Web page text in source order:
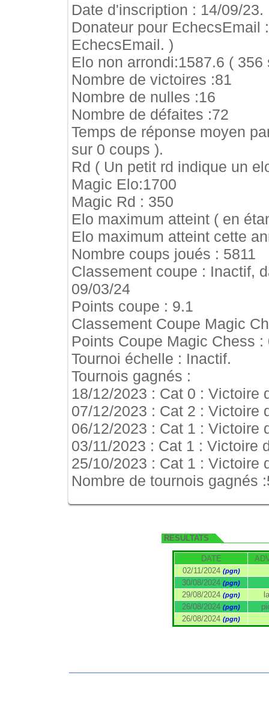
Date d'inscription : 14/09/23.
Donateur pour EchecsEmail
EchecsEmail. )
Elo non arrondi:1587.6 (
Nombre de victoires :81
Nombre de nulles :16
Nombre de défaites :72
Temps de réponse moyen
sur 0 coups ).
Rd ( Un petit rd indique un
Magic Elo:1700
Magic Rd : 350
Elo maximum atteint ( en
Elo maximum atteint cette
Nombre coups joués : 5811
Classement coupe : Inactif,
09/03/24
Points coupe : 9.1
Classement Coupe Magic
Points Coupe Magic Chess :
Tournoi échelle : Inactif.
Tournois gagnés :
18/12/2023 : Cat 0 : Victoire
07/12/2023 : Cat 2 : Victoire
06/12/2023 : Cat 1 : Victoire
03/11/2023 : Cat 1 : Victoire
25/10/2023 : Cat 1 : Victoire
Nombre de tournois gagnés
RESULTATS
DATE
02/11/2024 (pgn)
30/08/2024 (pgn)
29/08/2024 (pgn)
26/08/2024 (pgn)
26/08/2024 (pgn)